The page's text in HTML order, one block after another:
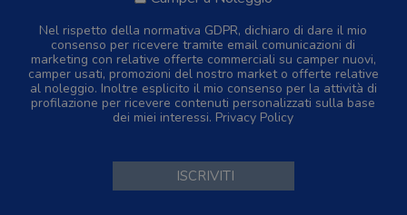
Nel rispetto della normativa GDPR, dichiaro di dare il mio
consenso per ricevere tramite email comunicazioni di
marketing con relative offerte commerciali su camper nuovi,
camper usati, promozioni del nostro market o offerte relative
al noleggio. Inoltre esplicito il mio consenso per la attività di
profilazione per ricevere contenuti personalizzati sulla base
dei miei interessi. Privacy Policy